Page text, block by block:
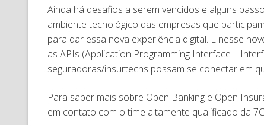
Ainda há desafios a serem vencidos e alguns
ambiente tecnológico das empresas que
para dar essa nova experiência digital. E nesse
as APIs (Application Programming Interface –
seguradoras/insurtechs possam se conectar em
Para saber mais sobre Open Banking e Open
em contato com o time altamente qualificado da